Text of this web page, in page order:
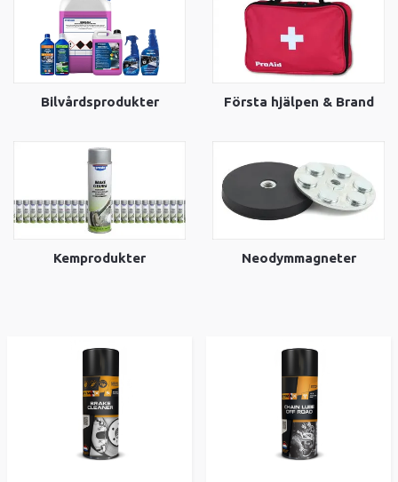
Bilvårdsprodukter Första hjälpen & Brand
Kemprodukter Neodymmagneter